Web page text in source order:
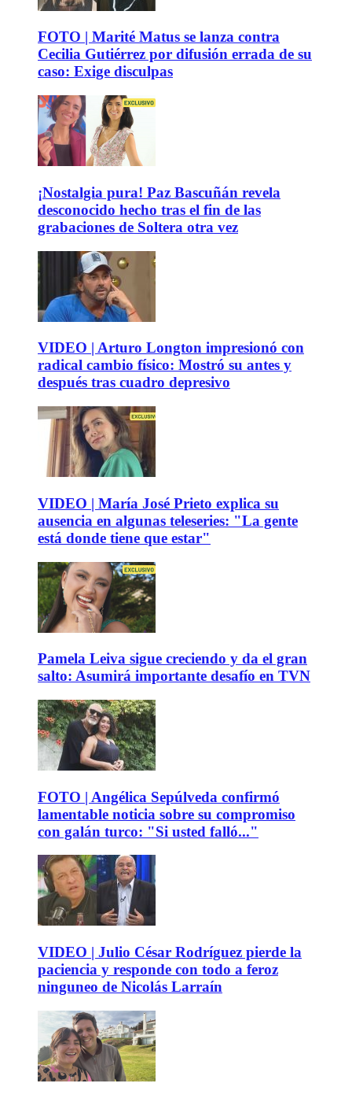
FOTO | Marité Matus se lanza contra
Cecilia Gutiérrez por difusión errada de su
caso: Exige disculpas
¡Nostalgia pura! Paz Bascuñán revela
desconocido hecho tras el fin de las
grabaciones de Soltera otra vez
VIDEO | Arturo Longton impresionó con
radical cambio físico: Mostró su antes y
después tras cuadro depresivo
VIDEO | María José Prieto explica su
ausencia en algunas teleseries: "La gente
está donde tiene que estar"
Pamela Leiva sigue creciendo y da el gran
salto: Asumirá importante desafío en TVN
FOTO | Angélica Sepúlveda confirmó
lamentable noticia sobre su compromiso
con galán turco: "Si usted falló..."
VIDEO | Julio César Rodríguez pierde la
paciencia y responde con todo a feroz
ninguneo de Nicolás Larraín